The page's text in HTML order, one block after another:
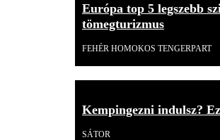
Európa top 5 legszebb
tömegturizmus
FEHÉR HOMOKOS TENGERPART
Kempingezni indulsz?
SÁTOR